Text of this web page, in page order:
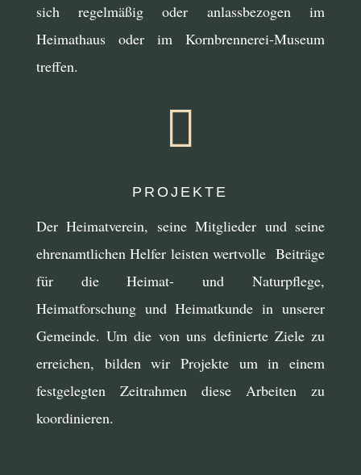
sich regelmäßig oder anlassbezogen im
Heimathaus oder im Kornbrennerei-Museum
treffen.

PROJEKTE
Der Heimatverein, seine Mitglieder und seine
ehrenamtlichen Helfer leisten wertvolle Beiträge
für die Heimat- und Naturpflege,
Heimatforschung und Heimatkunde in unserer
Gemeinde. Um die von uns definierte Ziele zu
erreichen, bilden wir Projekte um in einem
festgelegten Zeitrahmen diese Arbeiten zu
koordinieren.